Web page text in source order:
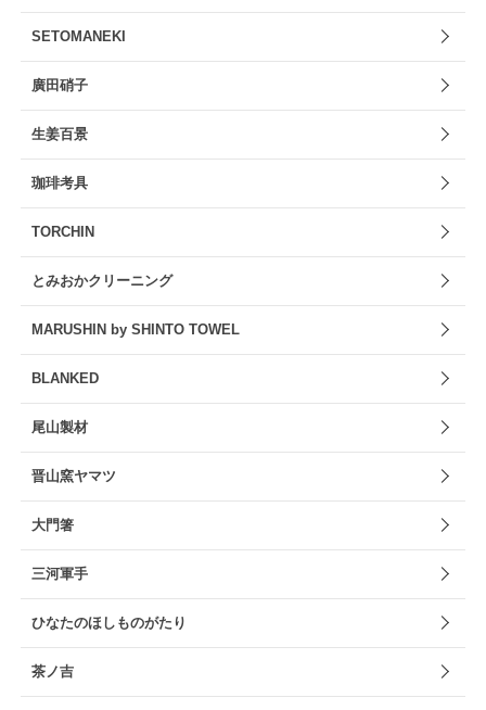
SETOMANEKI
廣田硝子
生姜百景
珈琲考具
TORCHIN
とみおかクリーニング
MARUSHIN by SHINTO TOWEL
BLANKED
尾山製材
晋山窯ヤマツ
大門箸
三河軍手
ひなたのほしものがたり
茶ノ吉